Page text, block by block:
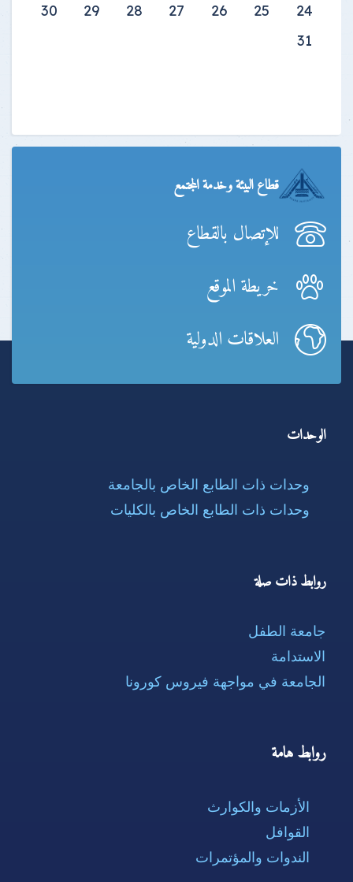
24
25
26
27
28
29
30
31
قطاع البيئة وخدمة المجتمع
للإتصال بالقطاع
خريطة الموقع
العلاقات الدولية
الوحدات
وحدات ذات الطابع الخاص بالجامعة
وحدات ذات الطابع الخاص بالكليات
روابط ذات صلة
جامعة الطفل
الاستدامة
الجامعة في مواجهة فيروس كورونا
روابط هامة
الأزمات والكوارث
القوافل
الندوات والمؤتمرات